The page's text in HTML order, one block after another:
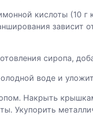
кислоты (10 г
зависит
сиропа,
воде и
Накрыть
Укупорить